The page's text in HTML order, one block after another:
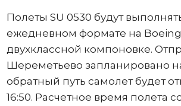
Полеты SU 0530 будут
ежедневном формате на Boeing
двухклассной компоновке.
Шереметьево запланировано на
обратный путь самолет будет
16:50. Расчетное время полета